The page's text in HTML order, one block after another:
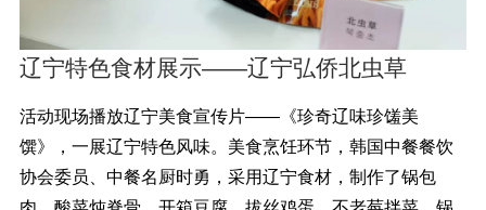
辽宁特色食材展示——辽宁弘侨北虫草
活动现场播放辽宁美食宣传片——《珍奇辽味珍馐美
馔》，一展辽宁特色风味。美食烹饪环节，韩国中餐餐饮
协会委员、中餐名厨时勇，采用辽宁食材，制作了锅包